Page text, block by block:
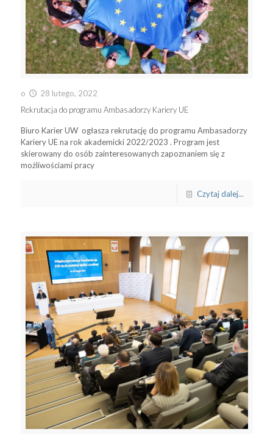
o
28 lutego, 2022
Rekrutacja do programu Ambasadorzy Kariery UE
Biuro Karier UW ogłasza rekrutację do programu Ambasadorzy
Kariery UE na rok akademicki 2022/2023 . Program jest
skierowany do osób zainteresowanych zapoznaniem się z
możliwościami pracy
Czytaj dalej...